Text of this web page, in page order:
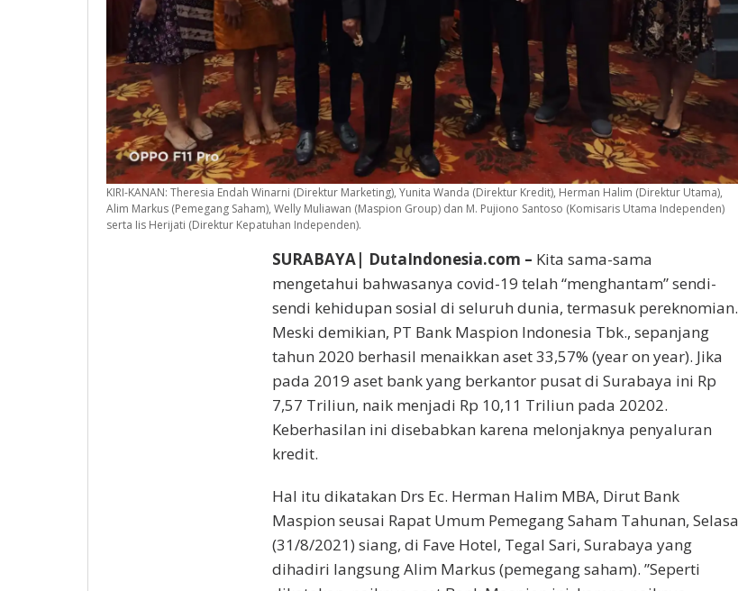
KIRI-KANAN: Theresia Endah Winarni (Direktur Marketing), Yunita Wanda (Direktur Kredit), Herman Halim (Direktur Utama),
Alim Markus (Pemegang Saham), Welly Muliawan (Maspion Group) dan M. Pujiono Santoso (Komisaris Utama Independen)
serta Iis Herijati (Direktur Kepatuhan Independen).
SURABAYA| DutaIndonesia.com – Kita sama-sama
mengetahui bahwasanya covid-19 telah “menghantam” sendi-
sendi kehidupan sosial di seluruh dunia, termasuk pereknomian.
Meski demikian, PT Bank Maspion Indonesia Tbk., sepanjang
tahun 2020 berhasil menaikkan aset 33,57% (year on year). Jika
pada 2019 aset bank yang berkantor pusat di Surabaya ini Rp
7,57 Triliun, naik menjadi Rp 10,11 Triliun pada 20202.
Keberhasilan ini disebabkan karena melonjaknya penyaluran
kredit.
Hal itu dikatakan Drs Ec. Herman Halim MBA, Dirut Bank
Maspion seusai Rapat Umum Pemegang Saham Tahunan, Selasa
(31/8/2021) siang, di Fave Hotel, Tegal Sari, Surabaya yang
dihadiri langsung Alim Markus (pemegang saham). ”Seperti